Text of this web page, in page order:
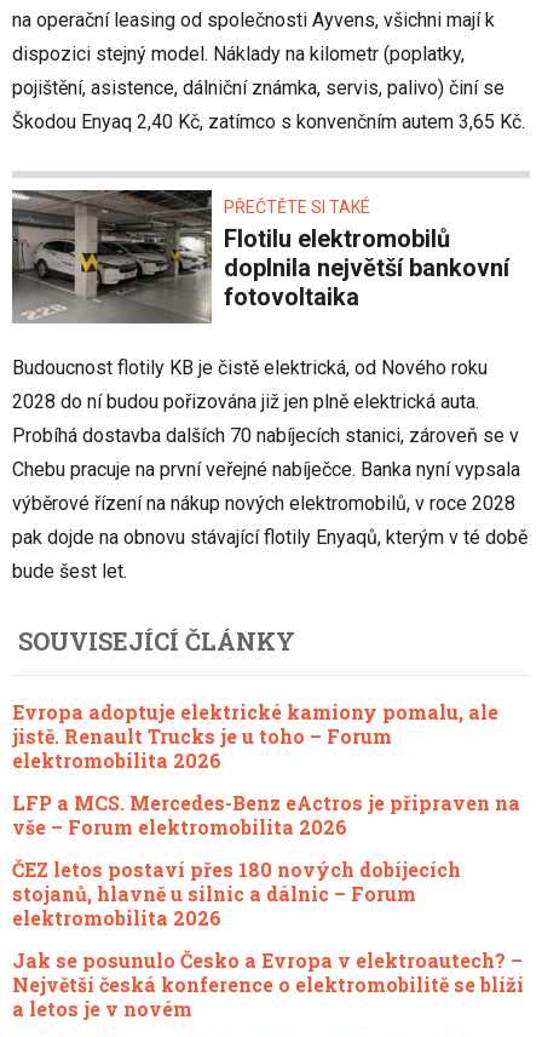
na operační leasing od společnosti Ayvens, všichni mají k
dispozici stejný model. Náklady na kilometr (poplatky,
pojištění, asistence, dálniční známka, servis, palivo) činí se
Škodou Enyaq 2,40 Kč, zatímco s konvenčním autem 3,65 Kč.
PŘEČTĚTE SI TAKÉ
Flotilu elektromobilů
doplnila největší bankovní
fotovoltaika
Budoucnost flotily KB je čistě elektrická, od Nového roku
2028 do ní budou pořizována již jen plně elektrická auta.
Probíhá dostavba dalších 70 nabíjecích stanici, zároveň se v
Chebu pracuje na první veřejné nabíječce. Banka nyní vypsala
výběrové řízení na nákup nových elektromobilů, v roce 2028
pak dojde na obnovu stávající flotily Enyaqů, kterým v té době
bude šest let.
SOUVISEJÍCÍ ČLÁNKY
Evropa adoptuje elektrické kamiony pomalu, ale
jistě. Renault Trucks je u toho – Forum
elektromobilita 2026
LFP a MCS. Mercedes-Benz eActros je připraven na
vše – Forum elektromobilita 2026
ČEZ letos postaví přes 180 nových dobíjecích
stojanů, hlavně u silnic a dálnic – Forum
elektromobilita 2026
Jak se posunulo Česko a Evropa v elektroautech? –
Největší česká konference o elektromobilitě se blíží
a letos je v novém